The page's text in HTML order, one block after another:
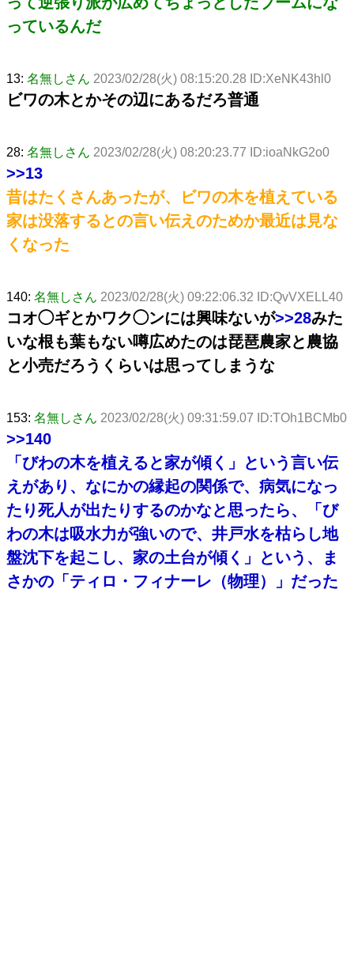
っているんだ
13: 名無しさん 2023/02/28(火) 08:15:20.28 ID:XeNK43hl0
ビワの木とかその辺にあるだろ普通
28: 名無しさん 2023/02/28(火) 08:20:23.77 ID:ioaNkG2o0
>>13
昔はたくさんあったが、ビワの木を植えている
家は没落するとの言い伝えのためか最近は見な
くなった
140: 名無しさん 2023/02/28(火) 09:22:06.32 ID:QvVXELL40
コオ◯ギとかワク◯ンには興味ないが>>28みた
いな根も葉もない噂広めたのは琵琶農家と農協
と小売だろうくらいは思ってしまうな
153: 名無しさん 2023/02/28(火) 09:31:59.07 ID:TOh1BCMb0
>>140
「びわの木を植えると家が傾く」という言い伝
えがあり、なにかの縁起の関係で、病気になっ
たり死人が出たりするのかなと思ったら、「び
わの木は吸水力が強いので、井戸水を枯らし地
盤沈下を起こし、家の土台が傾く」という、ま
さかの「ティロ・フィナーレ（物理）」だった